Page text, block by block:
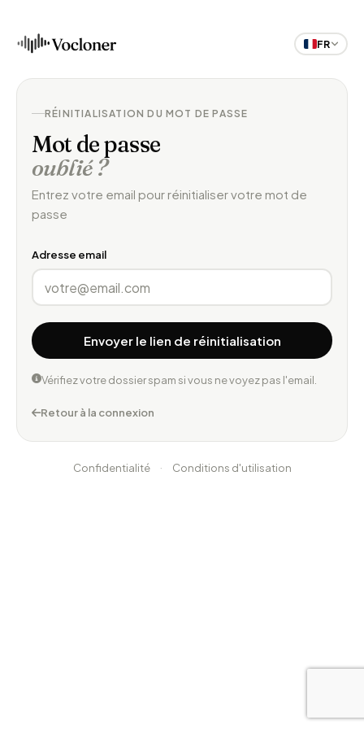
FR
RÉINITIALISATION DU MOT DE PASSE
Mot de passe
oublié ?
Entrez votre email pour réinitialiser votre mot de
passe
Adresse email
Envoyer le lien de réinitialisation
Vérifiez votre dossier spam si vous ne voyez pas l'email.
Retour à la connexion
Confidentialité · Conditions d'utilisation